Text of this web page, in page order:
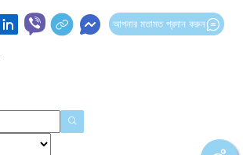
আপনার মতামত প্রদান করুন